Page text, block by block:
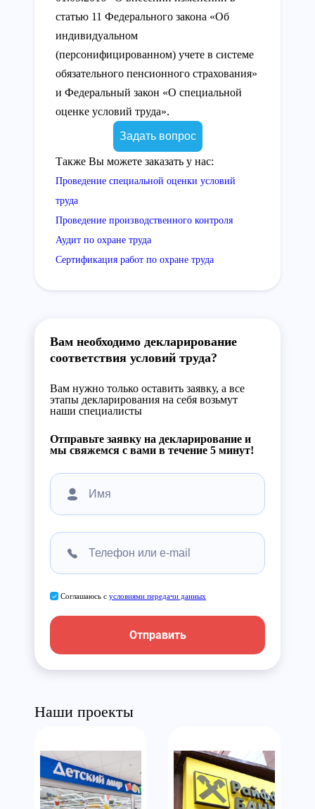
статью 11 Федерального закона «Об
индивидуальном
(персонифицированном) учете в системе
обязательного пенсионного страхования»
и Федеральный закон «О специальной
оценке условий труда».
Задать вопрос
Также Вы можете заказать у нас:
Проведение специальной оценки условий
труда
Проведение производственного контроля
Аудит по охране труда
Сертификация работ по охране труда
Вам необходимо декларирование
соответствия условий труда?
Вам нужно только оставить заявку, а все
этапы декларирования на себя возьмут
наши специалисты
Отправьте заявку на декларирование и
мы свяжемся с вами в течение 5 минут!
Соглашаюсь с условиями передачи данных
Отправить
Наши проекты